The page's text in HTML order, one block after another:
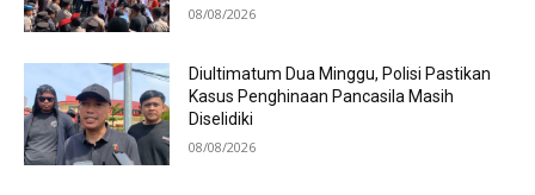
08/08/2026
Diultimatum Dua Minggu, Polisi Pastikan
Kasus Penghinaan Pancasila Masih
Diselidiki
08/08/2026